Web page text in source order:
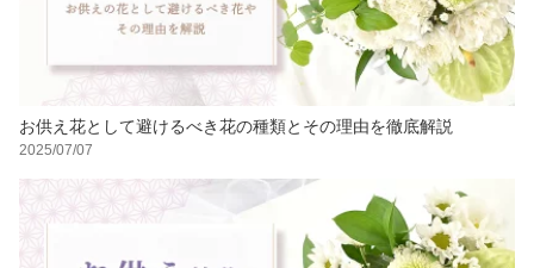
お供え花として避けるべき花の種類とその理由を徹底解説
2025/07/07